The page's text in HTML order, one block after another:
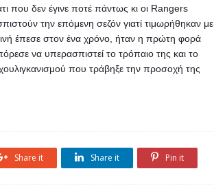
που δεν έγινε ποτέ πάντως κι οι Rangers
την επόμενη σεζόν γιατί τιμωρήθηκαν με
έπεσε στον ένα χρόνο, ήταν η πρώτη φορά
να υπερασπιστεί το τρόπαιο της και το
που τράβηξε την προσoχή της
Share it Share it Pin it